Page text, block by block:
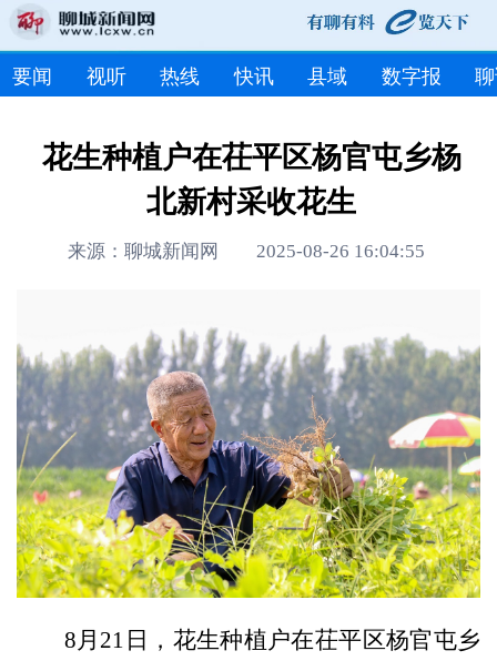
要闻 视听 热线 快讯 县域 数字报
花生种植户在茌平区杨官屯乡杨
北新村采收花生
来源：聊城新闻网 2025-08-26 16:04:55
8月21日，花生种植户在茌平区杨官屯乡